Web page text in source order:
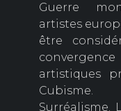
Guerre
artistes
être
artistiques
Cubisme.
Surréalisme.